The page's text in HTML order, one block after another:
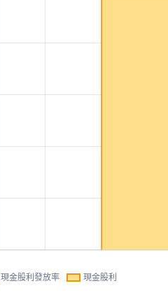
現金股利發放率 現金股利